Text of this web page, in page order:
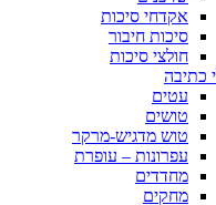
אקדחי סיכות
סיכות חיבור
חולצי סיכות
כתיבה
עטים
טושים
טוש מדגיש-מרקר
עפרונות – עופרת
מחדדים
מחקים